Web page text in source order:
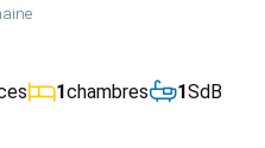
1chambres 1SdB